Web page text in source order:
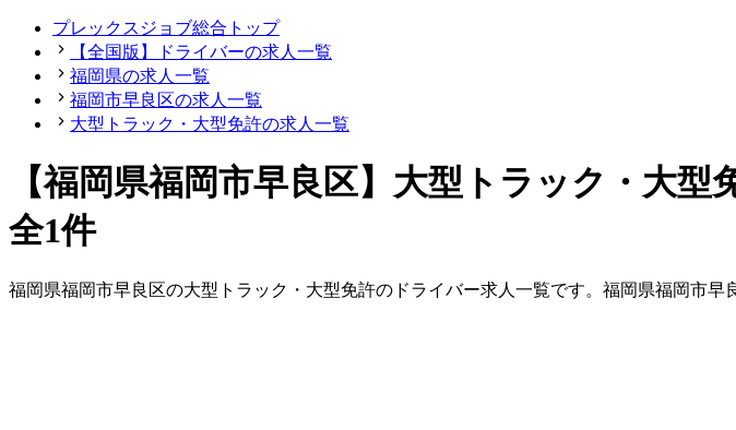
プレックスジョブ総合トップ
【全国版】ドライバーの求人一覧
福岡県の求人一覧
福岡市早良区の求人一覧
大型トラック・大型免許の求人一覧
【福岡県福岡市早良区】大型トラック・大
全1件
福岡県福岡市早良区の大型トラック・大型免許の ドライバー求人一覧です。 福岡県福岡市早